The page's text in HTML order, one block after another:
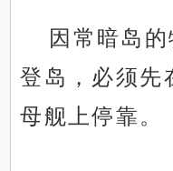
因常暗岛
登岛，必须先
母舰上停靠。